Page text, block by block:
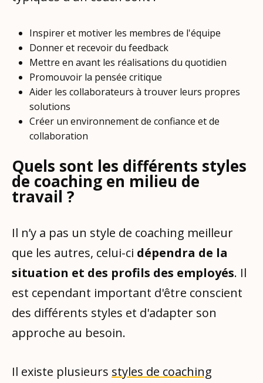
Inspirer et motiver les membres de l'équipe
Donner et recevoir du feedback
Mettre en avant les réalisations du quotidien
Promouvoir la pensée critique
Aider les collaborateurs à trouver leurs propres
solutions
Créer un environnement de confiance et de
collaboration
Quels sont les différents styles
de coaching en milieu de
travail ?
Il n’y a pas un style de coaching meilleur
que les autres, celui-ci dépendra de la
situation et des profils des employés. Il
est cependant important d'être conscient
des différents styles et d'adapter son
approche au besoin.
Il existe plusieurs styles de coaching